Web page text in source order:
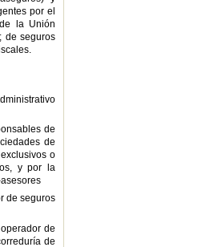
por el
la Unión
de seguros
de
de
o
y por la
de seguros
de
de